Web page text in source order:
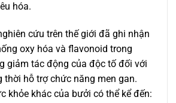
hóa.
cứu trên thế giới đã ghi nhận
oxy hóa và flavonoid trong
giảm tác động của độc tố đối với
thời hỗ trợ chức năng men gan.
khỏe khác của bưởi có thể kể đến: